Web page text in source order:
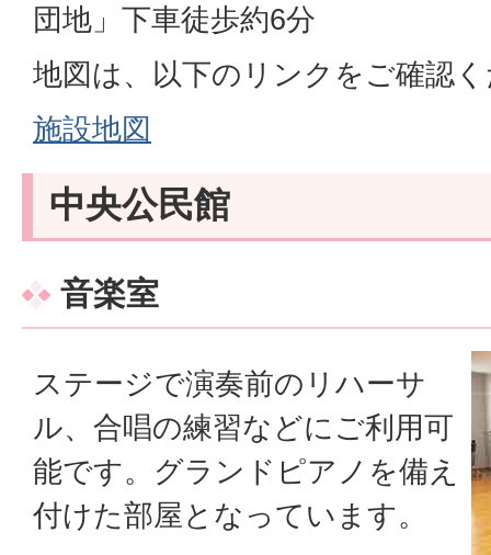
団地」下車徒歩約6分
地図は、以下のリンクをご確認
施設地図
中央公民館
音楽室
ステージで演奏前のリハーサ
ル、合唱の練習などにご利用可
能です。グランドピアノを備え
付けた部屋となっています。